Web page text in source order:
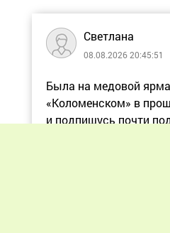
Светлана
08.08.2026 20:45:51
Была на медовой
«Коломенском» в
и подпишусь почти